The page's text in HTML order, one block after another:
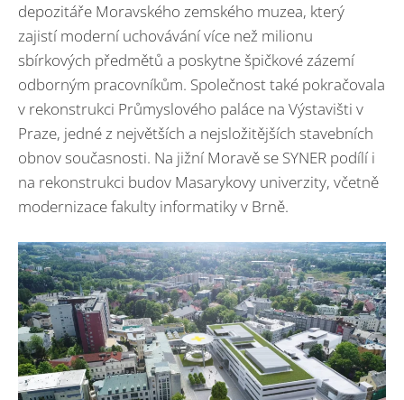
depozitáře Moravského zemského muzea, který
zajistí moderní uchovávání více než milionu
sbírkových předmětů a poskytne špičkové zázemí
odborným pracovníkům. Společnost také pokračovala
v rekonstrukci Průmyslového paláce na Výstavišti v
Praze, jedné z největších a nejsložitějších stavebních
obnov současnosti. Na jižní Moravě se SYNER podílí i
na rekonstrukci budov Masarykovy univerzity, včetně
modernizace fakulty informatiky v Brně.